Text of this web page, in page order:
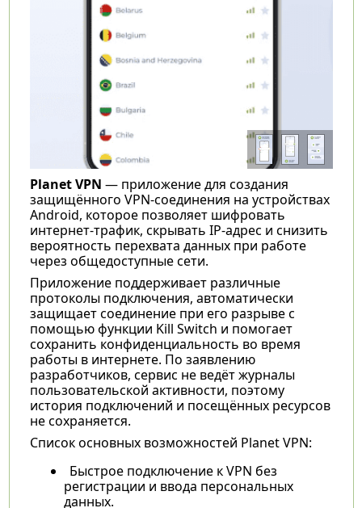
Planet VPN — приложение для создания
защищённого VPN-соединения на устройствах
Android, которое позволяет шифровать
интернет-трафик, скрывать IP-адрес и снизить
вероятность перехвата данных при работе
через общедоступные сети.
Приложение поддерживает различные
протоколы подключения, автоматически
защищает соединение при его разрыве с
помощью функции Kill Switch и помогает
сохранить конфиденциальность во время
работы в интернете. По заявлению
разработчиков, сервис не ведёт журналы
пользовательской активности, поэтому
история подключений и посещённых ресурсов
не сохраняется.
Список основных возможностей Planet VPN:
Быстрое подключение к VPN без
регистрации и ввода персональных
данных.